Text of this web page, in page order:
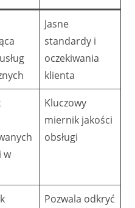
Jasne
standardy i
oczekiwania
klienta
w
Kluczowy
miernik jakości
obsługi
Pozwala odkryć